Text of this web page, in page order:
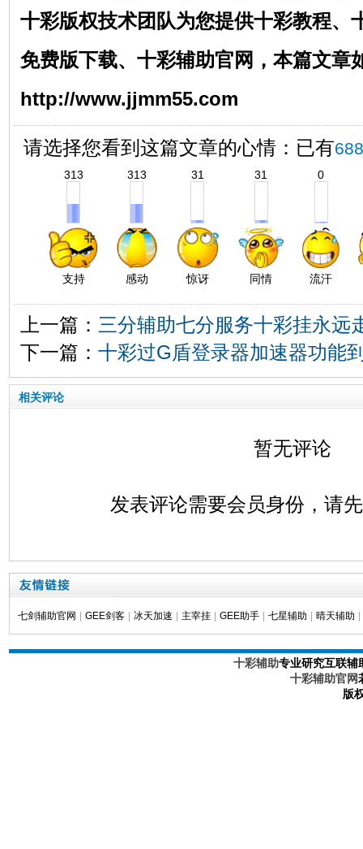
十彩版权技术团队为您提供十彩教程、
免费版下载、 十彩辅助官网 ，本篇文章
http://www.jjmm55.com
请选择您看到这篇文章的心情：已有688
313
支持
313
感动
31
惊讶
31
同情
0
流汗
上一篇： 三分辅助七分服务十彩挂永远
下一篇： 十彩过G盾登录器加速器功能
相关评论
暂无评论
发表评论需要会员身份，请
七剑辅助官网 GEE剑客 冰天加速 主宰挂 GEE助手 七星辅助 晴天辅助
十彩辅助专业研究互联辅
十彩辅助官网
版